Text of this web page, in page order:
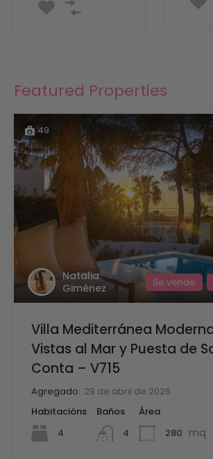
Featured Properties
49
Natalia
Giménez
Se vende
Villa Mediterránea
Vistas al Mar y Puesta de
Conta – V715
Agregado: 29 de abril de 2026
Habitacións
4
Baños
4
Área
280 mq